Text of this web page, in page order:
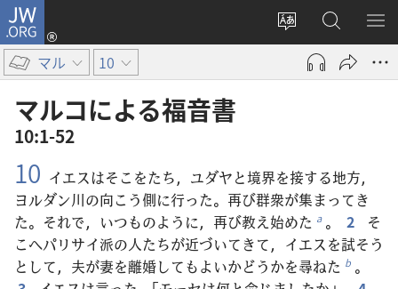
JW.ORG
サ
ト
を
変
え
る
ロ
グ
ン
タ
ブ
で
開
く）
JW.ORG
の
検
メ
を
マル 10
マルコ​に​よる​福音​書
10:1-52
10 イエスはそこをたち，ユダヤと境界を接する地方，
ヨルダン川の向こう側に行った。再び群衆が集まってき
た。それで，いつものように，再び教え始めた a 。 2
そ
こへパリサイ派の人たちが近づいてきて，イエスを試そう
として，夫が妻を離婚してもよいかどうかを尋ねた b 。